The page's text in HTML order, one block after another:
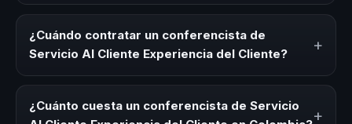
Cliente es un experto que comparte conocimiento,
estrategias y experiencias sobre este tema en eventos
corporativos, convenciones y seminarios. Su objetivo es
generar reflexión, inspiración y herramientas aplicables
¿Cuándo contratar un conferencista de
Servicio Al Cliente Experiencia del Cliente?
+
Experiencia del Cliente para kick-offs, convenciones
anuales, programas de desarrollo, eventos de integración
¿Cuánto cuesta un conferencista de Servicio
+